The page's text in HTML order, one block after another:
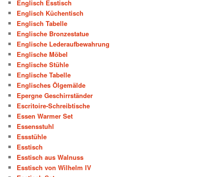
Englisch Esstisch
Englisch Küchentisch
Englisch Tabelle
Englische Bronzestatue
Englische Lederaufbewahrung
Englische Möbel
Englische Stühle
Englische Tabelle
Englisches Ölgemälde
Epergne Geschirrständer
Escritoire-Schreibtische
Essen Warmer Set
Essensstuhl
Essstühle
Esstisch
Esstisch aus Walnuss
Esstisch von Wilhelm IV